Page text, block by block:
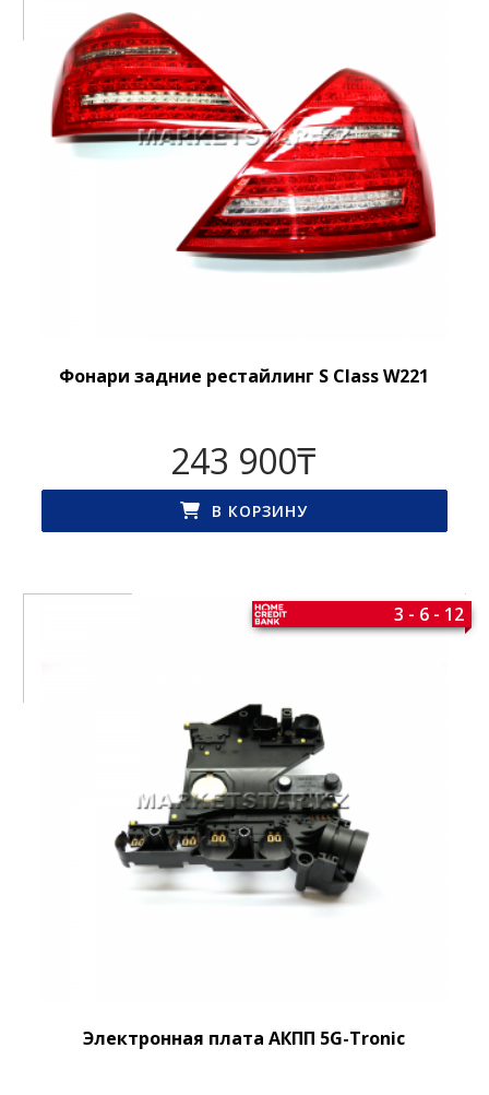
Фонари задние рестайлинг S Class W221
243 900₸
В КОРЗИНУ
Электронная плата АКПП 5G-Tronic
3 - 6 - 12